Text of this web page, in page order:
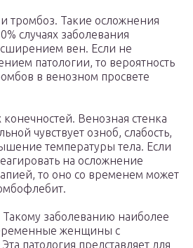
тромбоз. Такие осложнения
случаях заболевания
вен. Если не
патологии, то вероятность
в венозном просвете
Венозная стенка
чувствует озноб, слабость,
температуры тела. Если
на осложнение
то оно со временем может
заболеванию наиболее
женщины с
патология представляет для